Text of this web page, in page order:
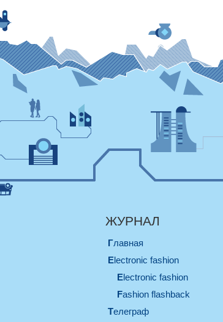
ЖУРНАЛ
Главная
electronic fashion
electronic fashion
Fashion flashback
телеграф